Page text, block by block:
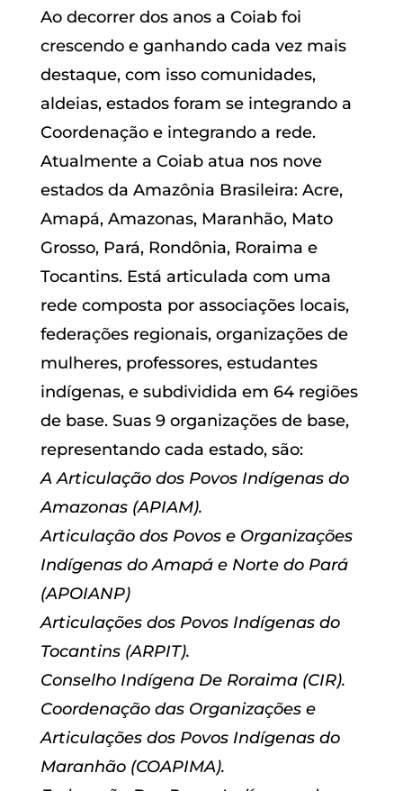
Ao decorrer dos anos a Coiab foi
crescendo e ganhando cada vez mais
destaque, com isso comunidades,
aldeias, estados foram se integrando a
Coordenação e integrando a rede.
Atualmente a Coiab atua nos nove
estados da Amazônia Brasileira: Acre,
Amapá, Amazonas, Maranhão, Mato
Grosso, Pará, Rondônia, Roraima e
Tocantins. Está articulada com uma
rede composta por associações locais,
federações regionais, organizações de
mulheres, professores, estudantes
indígenas, e subdividida em 64 regiões
de base. Suas 9 organizações de base,
representando cada estado, são:
A Articulação dos Povos Indígenas do
Amazonas (APIAM).
Articulação dos Povos e Organizações
Indígenas do Amapá e Norte do Pará
(APOIANP)
Articulações dos Povos Indígenas do
Tocantins (ARPIT).
Conselho Indígena De Roraima (CIR).
Coordenação das Organizações e
Articulações dos Povos Indígenas do
Maranhão (COAPIMA).